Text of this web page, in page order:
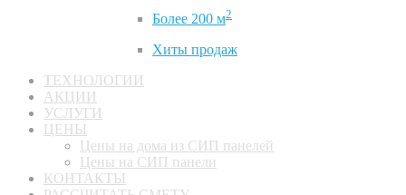
Более 200 м2
Хиты продаж
ТЕХНОЛОГИИ
АКЦИИ
УСЛУГИ
ЦЕНЫ
Цены на дома из СИП панелей
Цены на СИП панели
КОНТАКТЫ